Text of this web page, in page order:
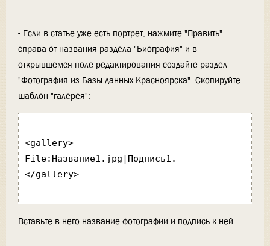
- Если в статье уже есть портрет, нажмите "Править"
справа от названия раздела "Биография" и в
открывшемся поле редактирования создайте раздел
"Фотография из Базы данных Красноярска". Скопируйте
шаблон "галерея":
<gallery>
File:Название1.jpg|Подпись1.
</gallery>
Вставьте в него название фотографии и подпись к ней.